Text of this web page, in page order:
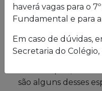
O Colégio oferece
atender a seus
Laboratórios de
de leitura e de
auditórios;
são alguns desses
haverá vagas para o
Fundamental e para a
Em caso de dúvidas,
Secretaria do